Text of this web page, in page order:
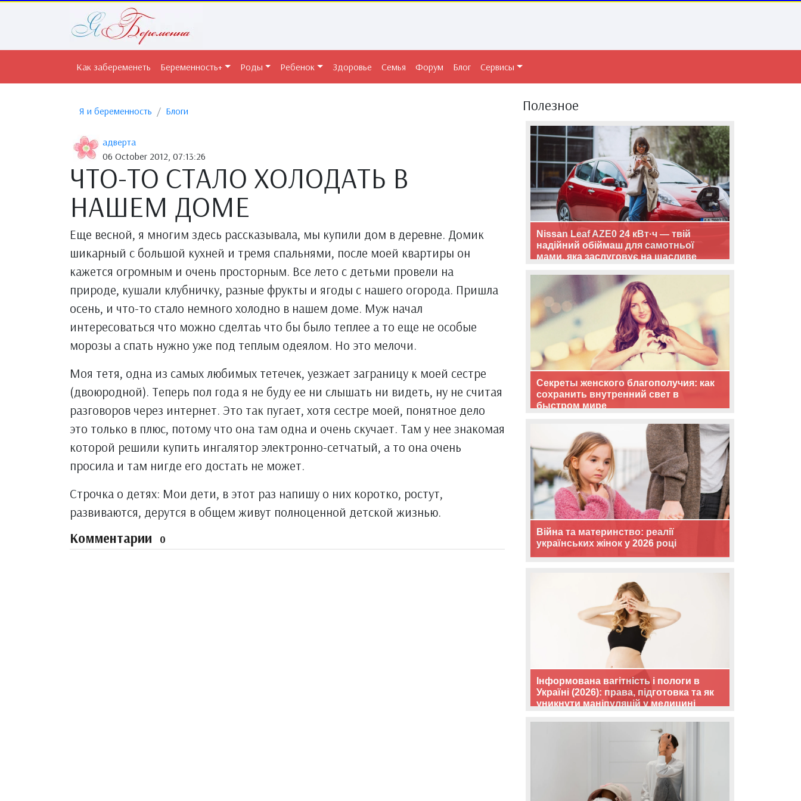
Как забеременеть Беременность+ Роды Ребенок Здоровье Семья Форум Блог Сервисы
Я и беременность Блоги
адверта
06 October 2012, 07:13:26
ЧТО-ТО СТАЛО ХОЛОДАТЬ В
НАШЕМ ДОМЕ
Еще весной, я многим здесь рассказывала, мы купили дом в деревне. Домик
шикарный с большой кухней и тремя спальнями, после моей квартиры он
кажется огромным и очень просторным. Все лето с детьми провели на
природе, кушали клубничку, разные фрукты и ягоды с нашего огорода. Пришла
осень, и что-то стало немного холодно в нашем доме. Муж начал
интересоваться что можно сделтаь что бы было теплее а то еще не особые
морозы а спать нужно уже под теплым одеялом. Но это мелочи.
Моя тетя, одна из самых любимых тетечек, уезжает заграницу к моей сестре
(двоюродной). Теперь пол года я не буду ее ни слышать ни видеть, ну не считая
разговоров через интернет. Это так пугает, хотя сестре моей, понятное дело
это только в плюс, потому что она там одна и очень скучает. Там у нее знакомая
которой решили купить ингалятор электронно-сетчатый, а то она очень
просила и там нигде его достать не может.
Строчка о детях: Мои дети, в этот раз напишу о них коротко, ростут,
развиваются, дерутся в общем живут полноценной детской жизнью.
Комментарии 0
Полезное
Nissan Leaf AZE0 24 кВт·ч — твій
надійний обіймаш для самотньої
мами, яка заслуговує на щасливе
Секреты женского благополучия: как
сохранить внутренний свет в
быстром мире
Війна та материнство: реалії
українських жінок у 2026 році
Інформована вагітність і пологи в
Україні (2026): права, підготовка та як
уникнути маніпуляцій у медицині